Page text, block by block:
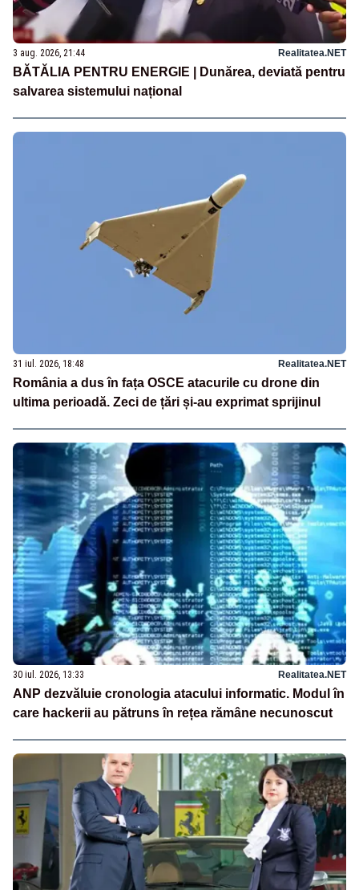
3 aug. 2026, 21:44 Realitatea.NET
BĂTĂLIA PENTRU ENERGIE | Dunărea, deviată pentru
salvarea sistemului național
31 iul. 2026, 18:48 Realitatea.NET
România a dus în fața OSCE atacurile cu drone din
ultima perioadă. Zeci de țări și-au exprimat sprijinul
30 iul. 2026, 13:33 Realitatea.NET
ANP dezvăluie cronologia atacului informatic. Modul în
care hackerii au pătruns în rețea rămâne necunoscut